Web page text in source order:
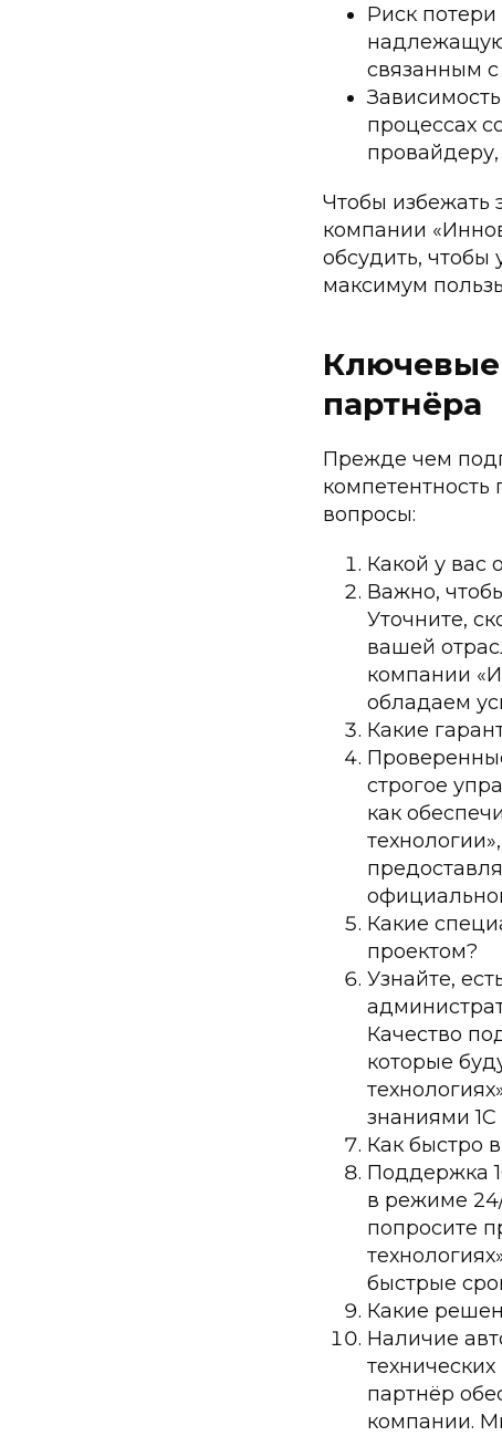
Риск
надлежащую
связанным
процессах
провайдеру,
Чтобы избежать
компании
обсудить, чтобы
максимум
Ключевые
партнёра
Прежде чем
вопросы:
Какой у вас
Важно,
Уточните,
вашей
компании
обладаем
Какие
строгое
как
Какие
проектом?
Узнайте,
Качество
которые
знаниями
Как быстро
Поддержка
в режиме
попросите
быстрые
Какие
Наличие
партнёр
компании.